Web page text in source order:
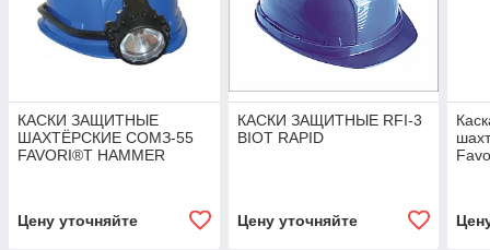
КАСКИ ЗАЩИТНЫЕ
ШАХТЁРСКИЕ СОМЗ-55
FAVORI®T HAMMER
Цену уточняйте
КАСКИ ЗАЩИТНЫЕ RFI-3
BIOT RAPID
Цену уточняйте